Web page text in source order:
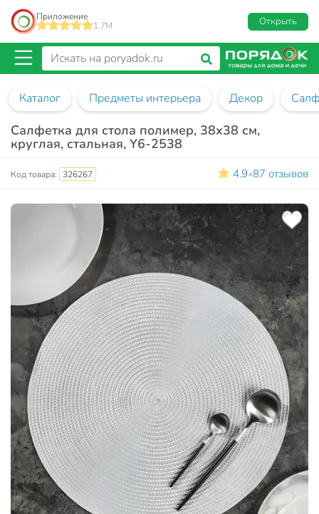
Приложение
1.7M
Открыть
Каталог Предметы интерьера Декор
Салфетка для стола полимер, 38х38 см,
круглая, стальная, Y6-2538
Код товара: 326267 4.9•87 отзывов